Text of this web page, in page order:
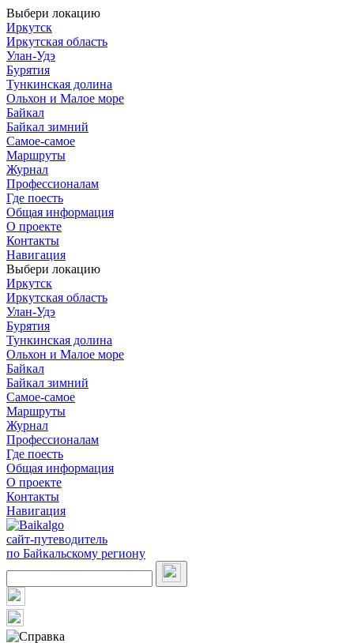
Выбери локацию
Иркутск
Иркутская область
Улан-Удэ
Бурятия
Тункинская долина
Ольхон и Малое море
Байкал
Байкал зимний
Самое-самое
Маршруты
Журнал
Профессионалам
Где поесть
Общая информация
О проекте
Контакты
Навигация
Выбери локацию
Иркутск
Иркутская область
Улан-Удэ
Бурятия
Тункинская долина
Ольхон и Малое море
Байкал
Байкал зимний
Самое-самое
Маршруты
Журнал
Профессионалам
Где поесть
Общая информация
О проекте
Контакты
Навигация
сайт-путеводитель
по Байкальскому региону